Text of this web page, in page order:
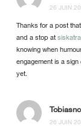
26 JUIN
Thanks for a post
and a stop at
knowing when
engagement is a
yet.
26 JUIN